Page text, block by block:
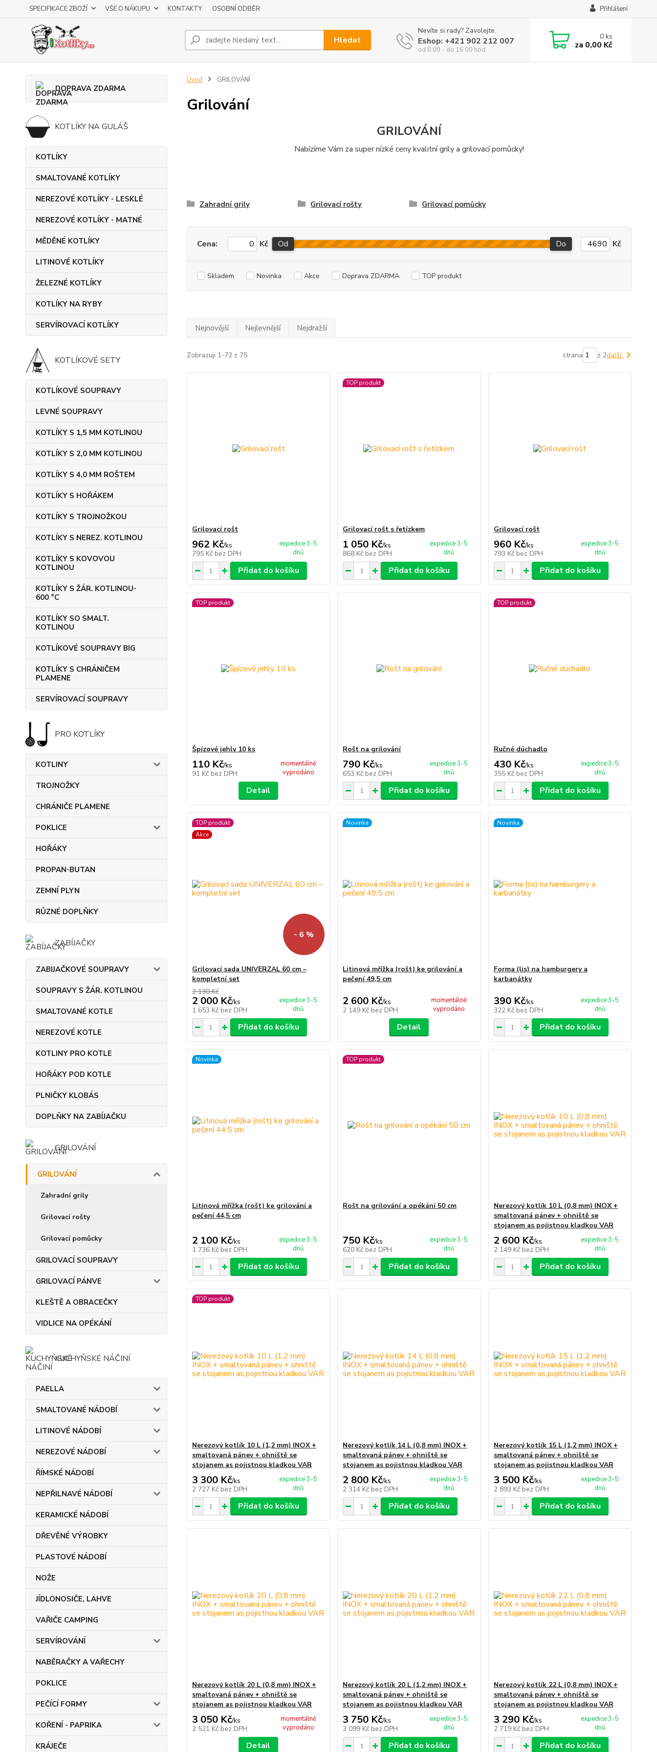
SPECIFIKACE ZBOŽÍ VŠE O NÁKUPU KONTAKTY OSOBNÍ ODBĚR Přihlášení
Hledat
Nevíte si rady? Zavolejte.
Eshop: +421 902 212 007
od 8:00 - do 16:00 hod
0ks
za 0,00 Kč
DOPRAVA ZDARMA
KOTLÍKY NA GULÁŠ
KOTLÍKY
SMALTOVANÉ KOTLÍKY
NEREZOVÉ KOTLÍKY - LESKLÉ
NEREZOVÉ KOTLÍKY - MATNÉ
MĚDĚNÉ KOTLÍKY
LITINOVÉ KOTLÍKY
ŽELEZNÉ KOTLÍKY
KOTLÍKY NA RYBY
SERVÍROVACÍ KOTLÍKY
KOTLÍKOVÉ SETY
KOTLÍKOVÉ SOUPRAVY
LEVNÉ SOUPRAVY
KOTLÍKY S 1,5 MM KOTLINOU
KOTLÍKY S 2,0 MM KOTLINOU
KOTLÍKY S 4,0 MM ROŠTEM
KOTLÍKY S HOŘÁKEM
KOTLÍKY S TROJNOŽKOU
KOTLÍKY S NEREZ. KOTLINOU
KOTLÍKY S KOVOVOU
KOTLINOU
KOTLÍKY S ŽÁR. KOTLINOU-
600 °C
KOTLÍKY SO SMALT.
KOTLINOU
KOTLÍKOVÉ SOUPRAVY BIG
KOTLÍKY S CHRÁNIČEM
PLAMENE
SERVÍROVACÍ SOUPRAVY
PRO KOTLÍKY
KOTLINY
TROJNOŽKY
CHRÁNIČE PLAMENE
POKLICE
HOŘÁKY
PROPAN-BUTAN
ZEMNÍ PLYN
RŮZNÉ DOPLŇKY
ZABÍJAČKY
ZABIJAČKOVÉ SOUPRAVY
SOUPRAVY S ŽÁR. KOTLINOU
SMALTOVANÉ KOTLE
NEREZOVÉ KOTLE
KOTLINY PRO KOTLE
HOŘÁKY POD KOTLE
PLNIČKY KLOBÁS
DOPLŇKY NA ZABÍJAČKU
GRILOVÁNÍ
GRILOVÁNÍ
Zahradní grily
Grilovací rošty
Grilovací pomůcky
GRILOVACÍ SOUPRAVY
GRILOVACÍ PÁNVE
KLEŠTĚ A OBRACEČKY
VIDLICE NA OPÉKÁNÍ
KUCHYŇSKÉ NÁČINÍ
PAELLA
SMALTOVANÉ NÁDOBÍ
LITINOVÉ NÁDOBÍ
NEREZOVÉ NÁDOBÍ
ŘÍMSKÉ NÁDOBÍ
NEPŘILNAVÉ NÁDOBÍ
KERAMICKÉ NÁDOBÍ
DŘEVĚNÉ VÝROBKY
PLASTOVÉ NÁDOBÍ
NOŽE
JÍDLONOSIČE, LAHVE
VAŘIČE CAMPING
SERVÍROVÁNÍ
NABĚRAČKY A VAŘECHY
POKLICE
PEČÍCÍ FORMY
KOŘENÍ - PAPRIKA
KRÁJEČE
Úvod GRILOVÁNÍ
Grilování
GRILOVÁNÍ
Nabízíme Vám za super nízké ceny kvalitní grily a grilovací pomůcky!
Zahradní grily Grilovací rošty Grilovací pomůcky
Cena: Kč Od Do Kč
Skladem Novinka Akce Doprava ZDARMA TOP produkt
Nejnovější Nejlevnější Nejdražší
Zobrazuji 1-72 z 75 strana z 2další
Grilovací rošt
962 Kč/ks
795 Kč bez DPH
expedice 3-5
dnů
Přidat do košíku
TOP produkt
Grilovací rošt s řetízkem
1 050 Kč/ks
868 Kč bez DPH
expedice 3-5
dnů
Přidat do košíku
Grilovací rošt
960 Kč/ks
793 Kč bez DPH
expedice 3-5
dnů
Přidat do košíku
TOP produkt
Špízové jehly 10 ks
110 Kč/ks
91 Kč bez DPH
momentálně
vyprodáno
Detail
Rošt na grilování
790 Kč/ks
653 Kč bez DPH
expedice 3-5
dnů
Přidat do košíku
TOP produkt
Ručné dúchadlo
430 Kč/ks
355 Kč bez DPH
expedice 3-5
dnů
Přidat do košíku
TOP produkt
Akce
- 6 %
Grilovací sada UNIVERZAL 60 cm –
kompletní set
2 130 Kč
2 000 Kč/ks
1 653 Kč bez DPH
expedice 3-5
dnů
Přidat do košíku
Novinka
Litinová mřížka (rošt) ke grilování a
pečení 49,5 cm
2 600 Kč/ks
2 149 Kč bez DPH
momentálně
vyprodáno
Detail
Novinka
Forma (lis) na hamburgery a
karbanátky
390 Kč/ks
322 Kč bez DPH
expedice 3-5
dnů
Přidat do košíku
Novinka
Litinová mřížka (rošt) ke grilování a
pečení 44,5 cm
2 100 Kč/ks
1 736 Kč bez DPH
expedice 3-5
dnů
Přidat do košíku
TOP produkt
Rošt na grilování a opékání 50 cm
750 Kč/ks
620 Kč bez DPH
expedice 3-5
dnů
Přidat do košíku
Nerezový kotlík 10 L (0,8 mm) INOX +
smaltovaná pánev + ohniště se
stojanem as pojistnou kladkou VAR
2 600 Kč/ks
2 149 Kč bez DPH
expedice 3-5
dnů
Přidat do košíku
TOP produkt
Nerezový kotlík 10 L (1,2 mm) INOX +
smaltovaná pánev + ohniště se
stojanem as pojistnou kladkou VAR
3 300 Kč/ks
2 727 Kč bez DPH
expedice 3-5
dnů
Přidat do košíku
Nerezový kotlík 14 L (0,8 mm) INOX +
smaltovaná pánev + ohniště se
stojanem as pojistnou kladkou VAR
2 800 Kč/ks
2 314 Kč bez DPH
expedice 3-5
dnů
Přidat do košíku
Nerezový kotlík 15 L (1,2 mm) INOX +
smaltovaná pánev + ohniště se
stojanem as pojistnou kladkou VAR
3 500 Kč/ks
2 893 Kč bez DPH
expedice 3-5
dnů
Přidat do košíku
Nerezový kotlík 20 L (0,8 mm) INOX +
smaltovaná pánev + ohniště se
stojanem as pojistnou kladkou VAR
3 050 Kč/ks
2 521 Kč bez DPH
momentálně
vyprodáno
Detail
Nerezový kotlík 20 L (1,2 mm) INOX +
smaltovaná pánev + ohniště se
stojanem as pojistnou kladkou VAR
3 750 Kč/ks
3 099 Kč bez DPH
expedice 3-5
dnů
Přidat do košíku
Nerezový kotlík 22 L (0,8 mm) INOX +
smaltovaná pánev + ohniště se
stojanem as pojistnou kladkou VAR
3 290 Kč/ks
2 719 Kč bez DPH
expedice 3-5
dnů
Přidat do košíku